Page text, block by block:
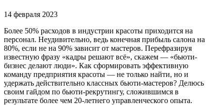
14 февраля 2023
Более 50% расходов в индустрии красоты приходится на
персонал. Неудивительно, ведь конечная прибыль салона на
80%, если не на 90% зависит от мастеров. Перефразируя
известную фразу «кадры решают всё», скажем — «бьюти-
бизнес делают люди». Как сформировать эффективную
команду предприятия красоты — не только найти, но и
удержать действительно классных бьюти-мастеров? Делюсь
своим гайдом по бьюти-рекрутингу, сложившимся в
результате более чем 20-летнего управленческого опыта.